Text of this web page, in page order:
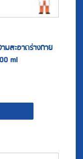
มสะอาดร่างกาย
ml